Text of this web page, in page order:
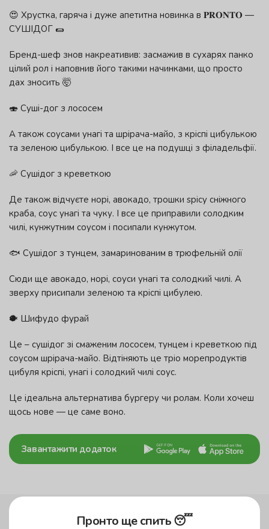
😍 Хрустка, гаряча і дуже апетитна новинка в 𝐏𝐑𝐎𝐍𝐓𝐎 —
СУШІДОГ 🌯
Бренд-шеф знов накреативив: засмажив в сухарях панко
цілий рол і наповнив його такими начинками, що просто
дах зносить 🤯
🍣 Суші-дог з лососем
А також соусами унагі та шрірача-майо, з кріспі цибулькою
та зеленою цибулькою. І все це на подушці з філадельфії.
🦐 Сушідог з креветкою
Де також відчуєте норі, авокадо, трошки spicy сніжного
краба, соус унагі та чуку. І все це приправили солодким
чилі, кунжутним соусом і посипали кунжутом.
🐟 Сушідог з тунцем, замаринованим в трюфельній олії
Сюди ще авокадо, норі, соуси унагі та солодкий чилі. А
зверху присипали зеленою та кріспі цибулею.
🐡 Шифудо фурай
Це – сушідог зі смаженим лососем, тунцем і креветкою під
соусом шрірача-майо. Відтіняють це тріо морепродуктів
цибуля кріспі, унагі і солодкий чилі соус.
Це ідеальна альтернатива бургеру чи ролам. Коли хочеш
щось нове — це саме воно.
Завантажити додаток
Пронто ще спить 😴